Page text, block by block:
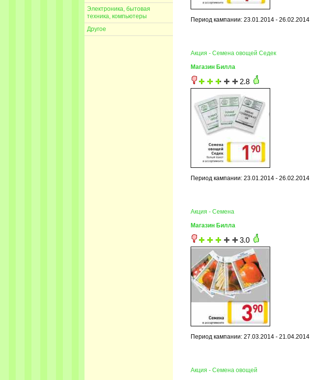
Электроника, бытовая
техника, компьютеры
Другое
Период кампании: 23.01.2014 - 26.02.2014
Акция - Семена овощей Седек
Магазин Билла
2.8
Период кампании: 23.01.2014 - 26.02.2014
Акция - Семена
Магазин Билла
3.0
Период кампании: 27.03.2014 - 21.04.2014
Акция - Семена овощей